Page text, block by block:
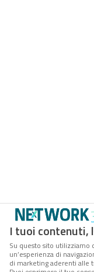
I tuoi contenuti,
Su questo sito utilizziamo
un’esperienza di
di marketing aderenti alle